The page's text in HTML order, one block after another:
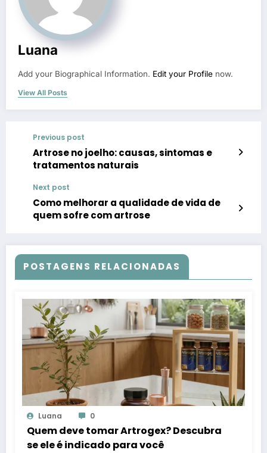
Luana
Add your Biographical Information. Edit your Profile now.
View All Posts
Previous post
Artrose no joelho: causas, sintomas e
tratamentos naturais
Next post
Como melhorar a qualidade de vida de
quem sofre com artrose
POSTAGENS RELACIONADAS
Luana 0
Quem deve tomar Artrogex? Descubra
se ele é indicado para você